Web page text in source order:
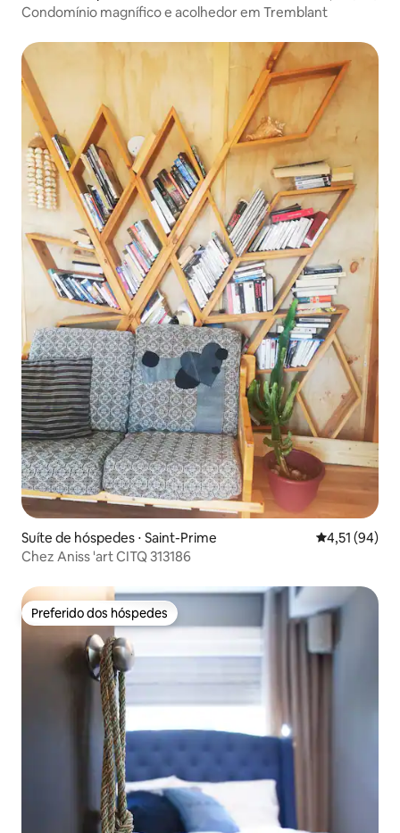
Condomínio magnífico e acolhedor em Tremblant
Suíte de hóspedes ⋅ Saint-Prime 4,51 de uma
4,51 (94)
Chez Aniss 'art CITQ 313186
Preferido dos hóspedes
Preferido dos hóspedes